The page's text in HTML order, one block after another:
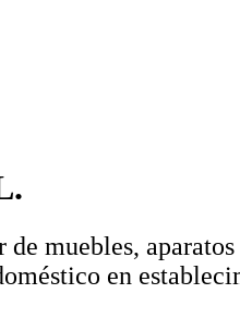
de muebles,
en